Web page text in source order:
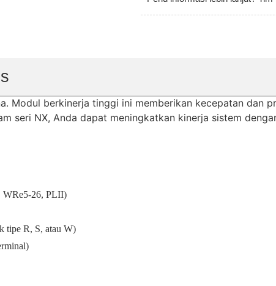
Modul berkinerja tinggi ini memberikan kecepatan dan
seri NX, Anda dapat meningkatkan kinerja sistem
WRe5-26, PLII)
tipe R, S, atau W)